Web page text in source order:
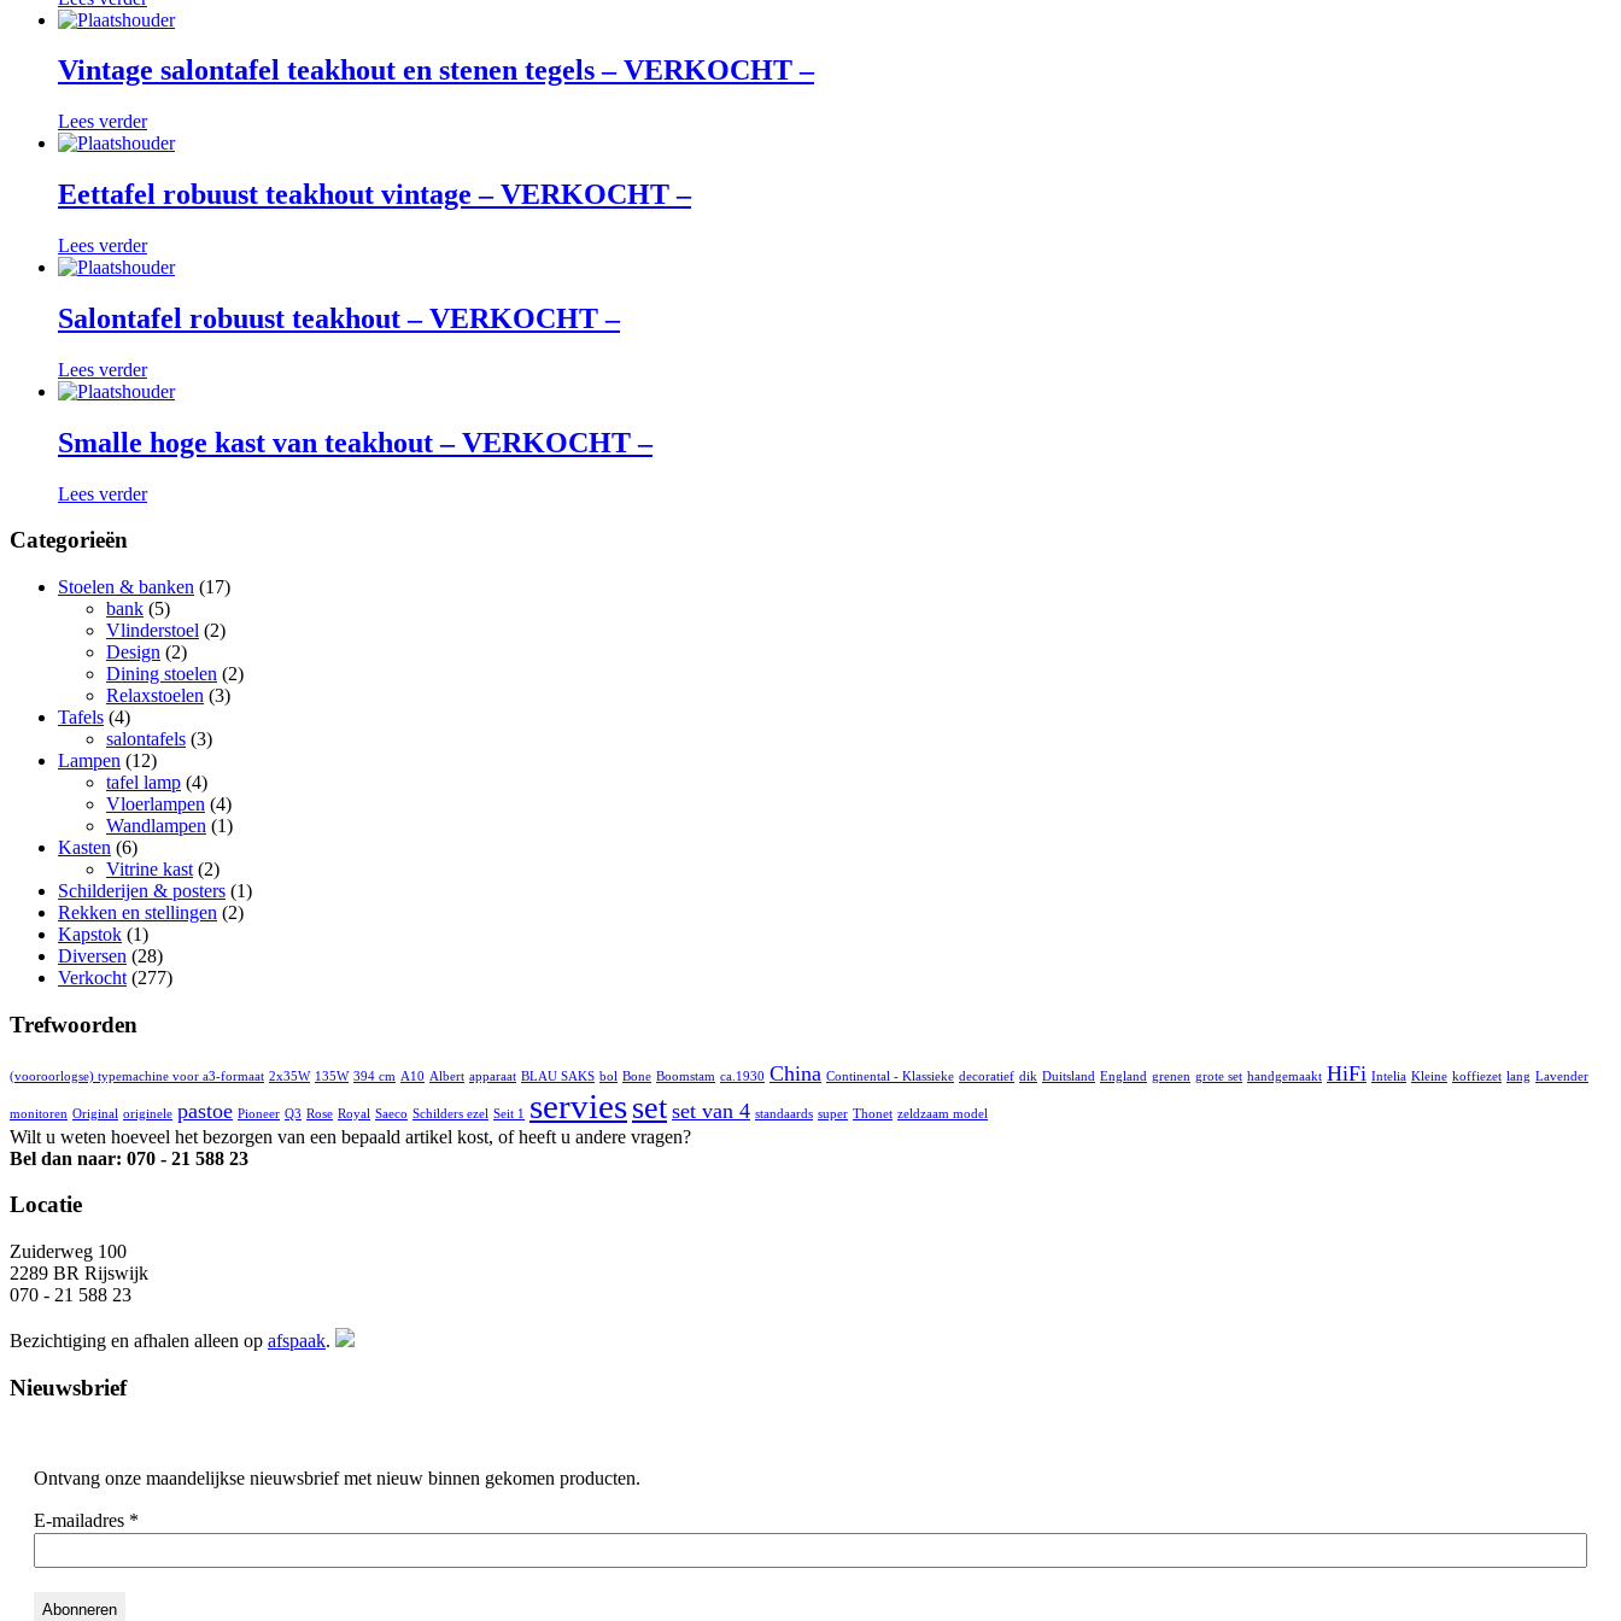
Vintage salontafel teakhout en stenen tegels – VERKOCHT –
Lees verder
Eettafel robuust teakhout vintage – VERKOCHT –
Lees verder
Salontafel robuust teakhout – VERKOCHT –
Lees verder
Smalle hoge kast van teakhout – VERKOCHT –
Lees verder
Categorieën
Stoelen & banken (17)
bank (5)
Vlinderstoel (2)
Design (2)
Dining stoelen (2)
Relaxstoelen (3)
Tafels (4)
salontafels (3)
Lampen (12)
tafel lamp (4)
Vloerlampen (4)
Wandlampen (1)
Kasten (6)
Vitrine kast (2)
Schilderijen & posters (1)
Rekken en stellingen (2)
Kapstok (1)
Diversen (28)
Verkocht (277)
Trefwoorden
(vooroorlogse) typemachine voor a3-formaat 2x35W 135W 394 cm A10 Albert apparaat BLAU SAKS bol Bone Boomstam ca.1930 China Continental - Klassieke decoratief dik Duitsland England grenen grote set handgemaakt HiFi Intelia Kleine koffiezet lang Lavender
monitoren Original originele pastoe Pioneer Q3 Rose Royal Saeco Schilders ezel Seit 1 serviesset set van 4 standaards super Thonet zeldzaam model
Wilt u weten hoeveel het bezorgen van een bepaald artikel kost, of heeft u andere vragen?
Bel dan naar: 070 - 21 588 23
Locatie
Zuiderweg 100
2289 BR Rijswijk
070 - 21 588 23
Bezichtiging en afhalen alleen op afspaak.
Nieuwsbrief
Ontvang onze maandelijkse nieuwsbrief met nieuw binnen gekomen producten.
E-mailadres *